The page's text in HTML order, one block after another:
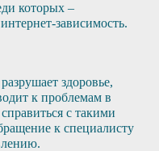
которых –
зависимость.
здоровье,
к проблемам в
с такими
к специалисту